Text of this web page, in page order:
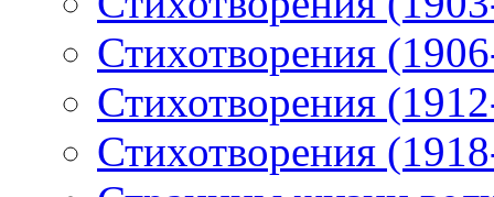
Стихотворения
Стихотворения
Стихотворения